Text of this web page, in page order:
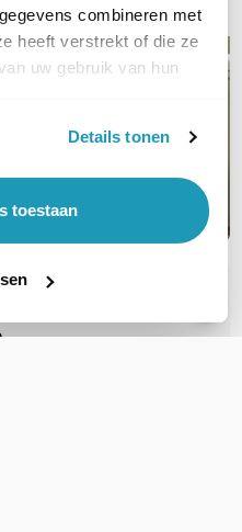
combineren met
heeft verstrekt of die ze
uw gebruik van hun
Details tonen
toestaan